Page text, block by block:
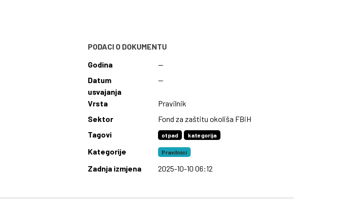
PODACI O DOKUMENTU
Godina
—
Datum
usvajanja
—
Vrsta
Pravilnik
Sektor
Fond za zaštitu okoliša FBiH
Tagovi
otpad kategorija
Kategorije Pravilnici
Zadnja izmjena 2025-10-10 06:12